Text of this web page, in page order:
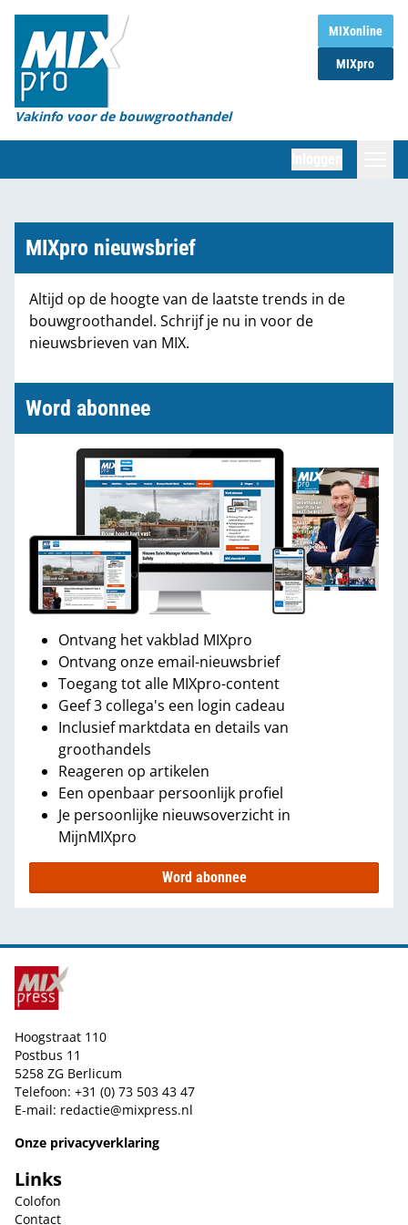
MIXonline
MIXpro
Vakinfo voor de bouwgroothandel
Home
Magazines
Organisaties
Marktcijfers
Partners
MIXpro nieuwsbrief
Altijd op de hoogte van de laatste trends in de
bouwgroothandel. Schrijf je nu in voor de
nieuwsbrieven van MIX.
Word abonnee
Ontvang het vakblad MIXpro
Ontvang onze email-nieuwsbrief
Toegang tot alle MIXpro-content
Geef 3 collega's een login cadeau
Inclusief marktdata en details van
groothandels
Reageren op artikelen
Een openbaar persoonlijk profiel
Je persoonlijke nieuwsoverzicht in
MijnMIXpro
Word abonnee
Hoogstraat 110
Postbus 11
5258 ZG Berlicum
Telefoon: +31 (0) 73 503 43 47
E-mail: redactie@mixpress.nl
Onze privacyverklaring
Links
Colofon
Contact